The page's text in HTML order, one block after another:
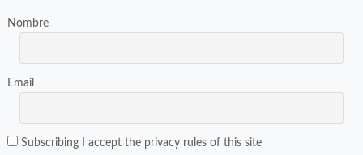
Nombre
Email
Subscribing I accept the privacy rules of this site